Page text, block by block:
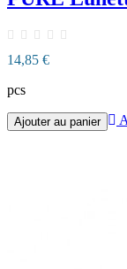
14,85 €
pcs
Ajouter au panier